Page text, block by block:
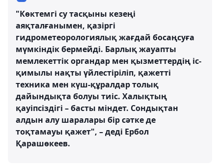
"Көктемгі су тасқыны кезеңі
аяқталғанымен, қазіргі
гидрометеорологиялық жағдай босаңсуға
мүмкіндік бермейді. Барлық жауапты
мемлекеттік органдар мен қызметтердің іс-
қимылы нақты үйлестіріліп, қажетті
техника мен күш-құралдар толық
дайындықта болуы тиіс. Халықтың
қауіпсіздігі – басты міндет. Сондықтан
алдын алу шаралары бір сәтке де
тоқтамауы қажет", – деді Ербол
Қарашөкеев.